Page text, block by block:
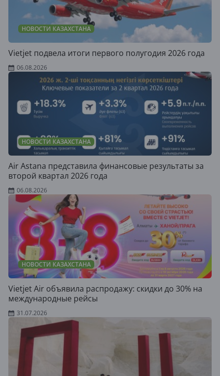
НОВОСТИ КАЗАХСТАНА
Vietjet подвела итоги первого полугодия 2026 года
06.08.2026
НОВОСТИ КАЗАХСТАНА
Air Astana представила финансовые результаты за
второй квартал 2026 года
06.08.2026
НОВОСТИ КАЗАХСТАНА
Vietjet Air объявила распродажу: скидки до 30% на
международные рейсы
31.07.2026